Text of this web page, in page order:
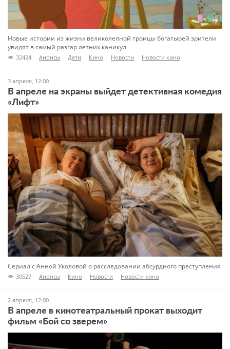
Новые истории из жизни великолепной троицы богатырей зрители
увидят в самый разгар летних каникул
32424 Анонсы Дети Кино Новости Новости кино
3 апреля, 12:00
В апреле на экраны выйдет детективная комедия
«Лифт»
Сериал с Анной Уколовой о расследовании абсурдного преступления
30527 Анонсы Кино Новости Новости кино
2 апреля, 12:00
В апреле в кинотеатральный прокат выходит
фильм «Бой со зверем»